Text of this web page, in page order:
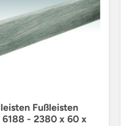
Fußleisten
6188 - 2380 x 60 x